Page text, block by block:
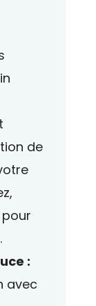
de
:
avec